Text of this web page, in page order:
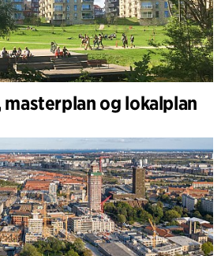
masterplan og lokalplan